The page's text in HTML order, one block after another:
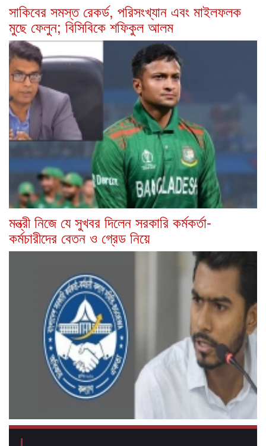
সাকিবের সমস্ত রেকর্ড, পরিসংখ্যান এবং মাইলফলক
মুছে ফেলুন; বিসিবিকে শফিকুল আলম
মন্ত্রী নিজে যে সুখবর দিলেন সরকারি কর্মকর্তা-
কর্মচারীদের বেতন ও গ্রেড নিয়ে